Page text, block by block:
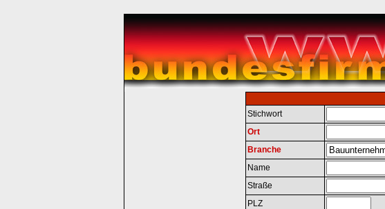
Stichwort
Ort
Branche
Name
Straße
PLZ